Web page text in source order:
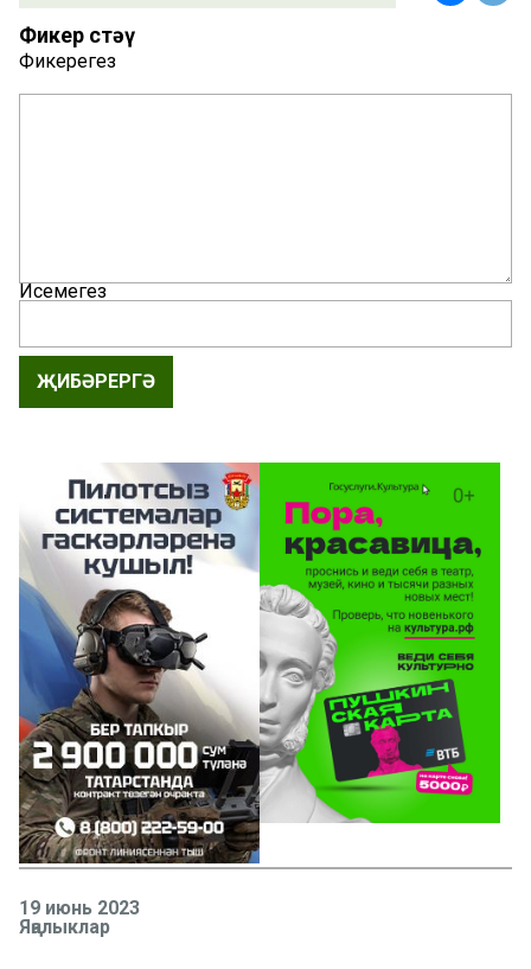
Фикер өстәү
Фикерегез
Исемегез
ҖИБӘРЕРГӘ
19 июнь 2023
Яңалыклар